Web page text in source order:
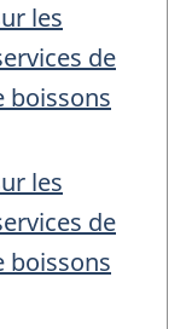
les
de
boissons
les
de
boissons